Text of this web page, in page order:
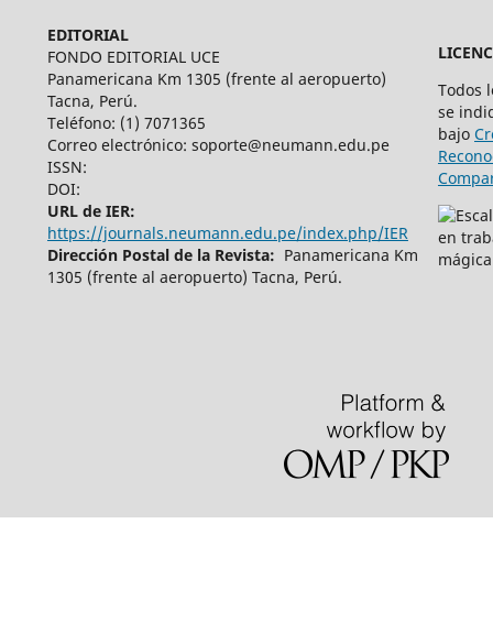
EDITORIAL
FONDO EDITORIAL UCE
Panamericana Km 1305 (frente al aeropuerto)
Tacna, Perú.
Teléfono: (1) 7071365
Correo electrónico: soporte@neumann.edu.pe
ISSN:
DOI:
URL de IER:
https://journals.neumann.edu.pe/index.php/IER
Dirección Postal de la Revista: Panamericana Km
1305 (frente al aeropuerto) Tacna, Perú.
Todos
se
bajo